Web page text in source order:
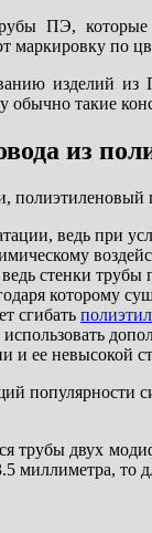
ПЭ,
по
изделий
обычно такие
из
ведь при
ведь стенки
которому
сгибать
и ее невысокой
популярности
трубы двух
миллиметра, то